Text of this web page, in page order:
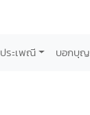
ประเพณี บอกบุญ